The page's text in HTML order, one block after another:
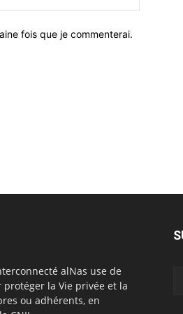
fois que je commenterai.
alNas use de
la Vie privée et la
ou adhérents, en